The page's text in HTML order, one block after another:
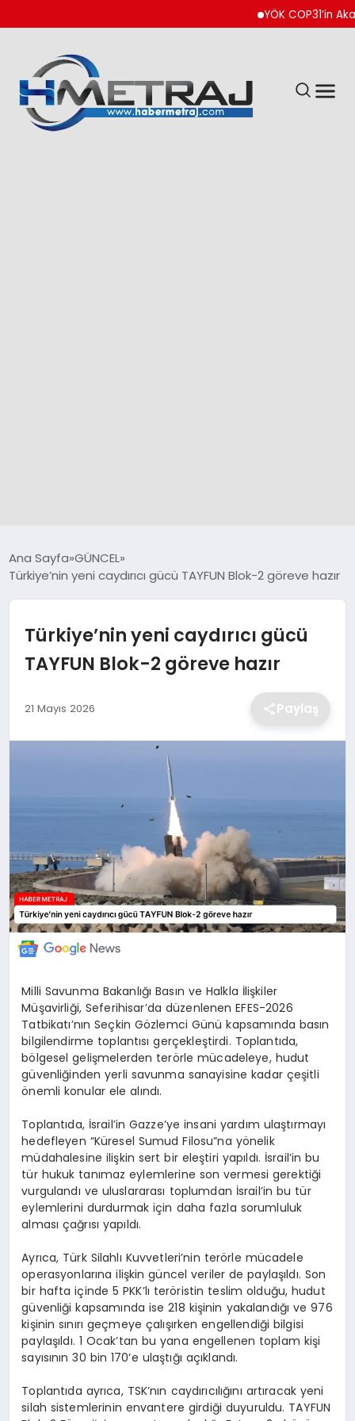
YÖK COP31’in
DÜNYA
EKONOMİ
SAĞLIK
EĞİTİM
Ana Sayfa GÜNCEL
Türkiye’nin yeni caydırıcı gücü TAYFUN Blok-2 göreve hazır
Türkiye’nin yeni caydırıcı gücü
TAYFUN Blok-2 göreve hazır
21 Mayıs 2026 Paylaş
Milli Savunma Bakanlığı Basın ve Halkla İlişkiler
Müşavirliği, Seferihisar’da düzenlenen EFES-2026
Tatbikatı’nın Seçkin Gözlemci Günü kapsamında basın
bilgilendirme toplantısı gerçekleştirdi. Toplantıda,
bölgesel gelişmelerden terörle mücadeleye, hudut
güvenliğinden yerli savunma sanayisine kadar çeşitli
önemli konular ele alındı.
Toplantıda, İsrail’in Gazze’ye insani yardım ulaştırmayı
hedefleyen “Küresel Sumud Filosu”na yönelik
müdahalesine ilişkin sert bir eleştiri yapıldı. İsrail’in bu
tür hukuk tanımaz eylemlerine son vermesi gerektiği
vurgulandı ve uluslararası toplumdan İsrail’in bu tür
eylemlerini durdurmak için daha fazla sorumluluk
alması çağrısı yapıldı.
Ayrıca, Türk Silahlı Kuvvetleri’nin terörle mücadele
operasyonlarına ilişkin güncel veriler de paylaşıldı. Son
bir hafta içinde 5 PKK’lı teröristin teslim olduğu, hudut
güvenliği kapsamında ise 218 kişinin yakalandığı ve 976
kişinin sınırı geçmeye çalışırken engellendiği bilgisi
paylaşıldı. 1 Ocak’tan bu yana engellenen toplam kişi
sayısının 30 bin 170’e ulaştığı açıklandı.
Toplantıda ayrıca, TSK’nın caydırıcılığını artıracak yeni
silah sistemlerinin envantere girdiği duyuruldu. TAYFUN